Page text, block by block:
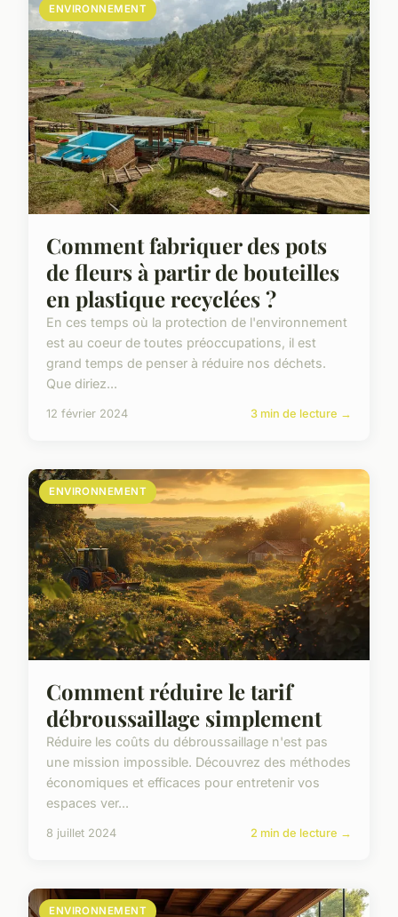
ENVIRONNEMENT
Comment fabriquer des pots
de fleurs à partir de bouteilles
en plastique recyclées ?
En ces temps où la protection de l'environnement
est au coeur de toutes préoccupations, il est
grand temps de penser à réduire nos déchets.
Que diriez...
12 février 2024 3 min de lecture →
ENVIRONNEMENT
Comment réduire le tarif
débroussaillage simplement
Réduire les coûts du débroussaillage n'est pas
une mission impossible. Découvrez des méthodes
économiques et efficaces pour entretenir vos
espaces ver...
8 juillet 2024 2 min de lecture →
ENVIRONNEMENT